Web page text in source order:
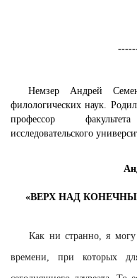
Немзер Андрей
филологических наук.
профессор
исследовательского
«ВЕРХ НАД
Как ни странно, я могу
времени, при которых